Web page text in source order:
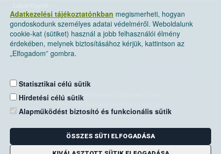
Adatkezelési tájékoztatónkban megismerheti, hogyan
gondoskodunk személyes adatai védelméről. Weboldalunk
cookie-kat (sütiket) használ a jobb felhasználói élmény
érdekében, melynek biztosításához kérjük, kattintson az
„Elfogadom” gombra.
Statisztikai célú sütik
Hirdetési célú sütik
Alapműködést biztosító és funkcionális sütik
ÖSSZES SÜTI ELFOGADÁSA
Nemzeti Élelmiszerlánc-biztonsági Hivatal
Levelezési cím: 1525 Budapest. Pf. 30.
E-mail:ugyfelszolgalat@nebih.gov.hu
Zöld szám: 06-80/263-244